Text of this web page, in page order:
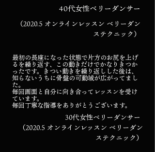
40代女性ベリーダンサー
（2020.5 オンラインレッスン ベリーダン
ステクニック）
最初の長座になった状態で片方のお尻を上げ
るを繰り返す、この動きだけでかなりきつか
ったです。きつい動きを繰り返しした後は、
知らないうちに骨盤の可動域が広がってまし
た。
毎回画面と自分に向き合ってレッスンを受け
ています。
毎回丁寧な指導をありがとうございます。
30代女性ベリーダンサー
（2020.5 オンラインレッスン ベリーダン
ステクニック）